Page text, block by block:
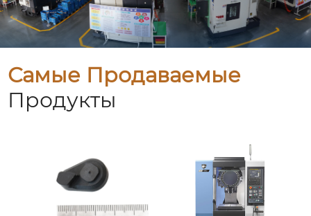
Самые Продаваемые
Продукты